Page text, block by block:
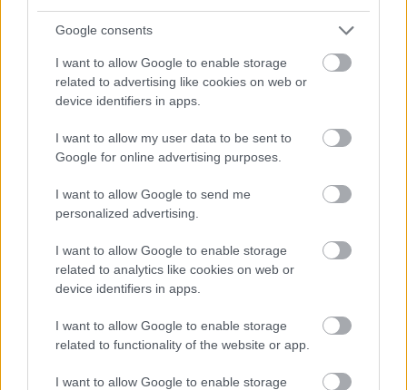
Google consents
I want to allow Google to enable storage
related to advertising like cookies on web or
device identifiers in apps.
I want to allow my user data to be sent to
Google for online advertising purposes.
I want to allow Google to send me
personalized advertising.
I want to allow Google to enable storage
related to analytics like cookies on web or
device identifiers in apps.
I want to allow Google to enable storage
related to functionality of the website or app.
I want to allow Google to enable storage
Elveszettnek hitt Netzer-operát
mutatnak be Innsbruckban
szinhazhu•2013. december 06.
Nemrég megtalálták az elveszettnek hitt zenekari
partitúrát.